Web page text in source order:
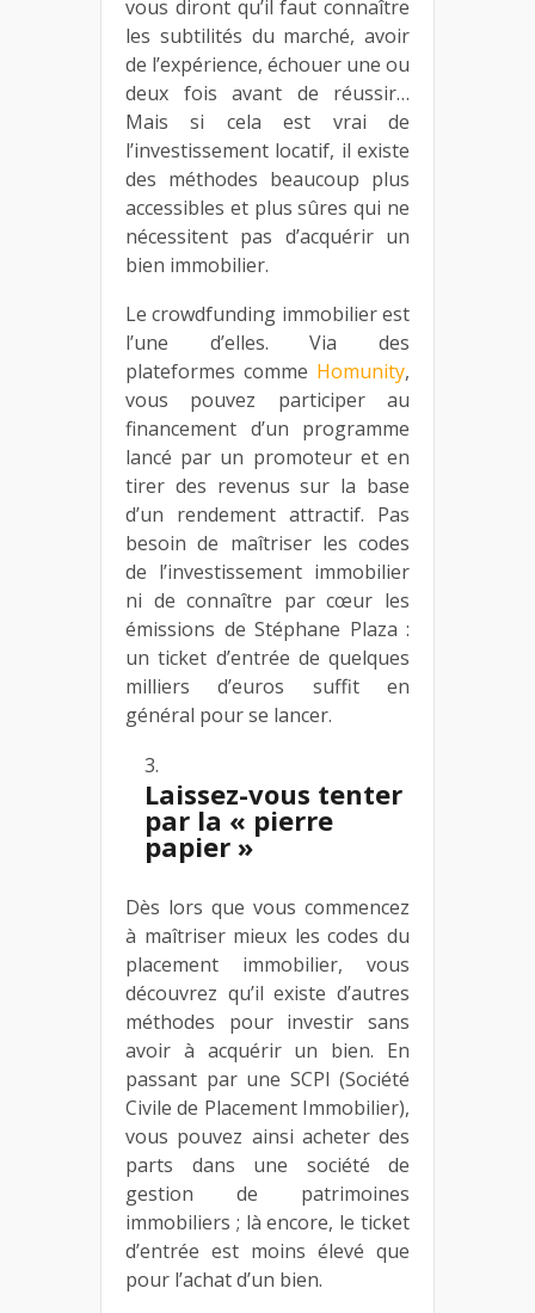
vous diront qu’il faut connaître
les subtilités du marché, avoir
de l’expérience, échouer une ou
deux fois avant de réussir…
Mais si cela est vrai de
l’investissement locatif, il existe
des méthodes beaucoup plus
accessibles et plus sûres qui ne
nécessitent pas d’acquérir un
bien immobilier.
Le crowdfunding immobilier est
l’une d’elles. Via des
plateformes comme Homunity,
vous pouvez participer au
financement d’un programme
lancé par un promoteur et en
tirer des revenus sur la base
d’un rendement attractif. Pas
besoin de maîtriser les codes
de l’investissement immobilier
ni de connaître par cœur les
émissions de Stéphane Plaza :
un ticket d’entrée de quelques
milliers d’euros suffit en
général pour se lancer.
Laissez-vous tenter
par la « pierre
papier »
Dès lors que vous commencez
à maîtriser mieux les codes du
placement immobilier, vous
découvrez qu’il existe d’autres
méthodes pour investir sans
avoir à acquérir un bien. En
passant par une SCPI (Société
Civile de Placement Immobilier),
vous pouvez ainsi acheter des
parts dans une société de
gestion de patrimoines
immobiliers ; là encore, le ticket
d’entrée est moins élevé que
pour l’achat d’un bien.